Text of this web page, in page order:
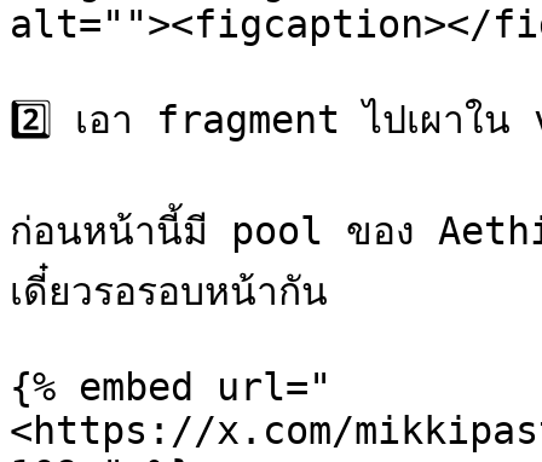
alt=""><figcaption></
2️⃣ เอา fragment ไปเผาใ
ก่อนหน้านี้มี pool ของ
เดี๋ยวรอรอบหน้ากัน
{% embed url="
<https://x.com/